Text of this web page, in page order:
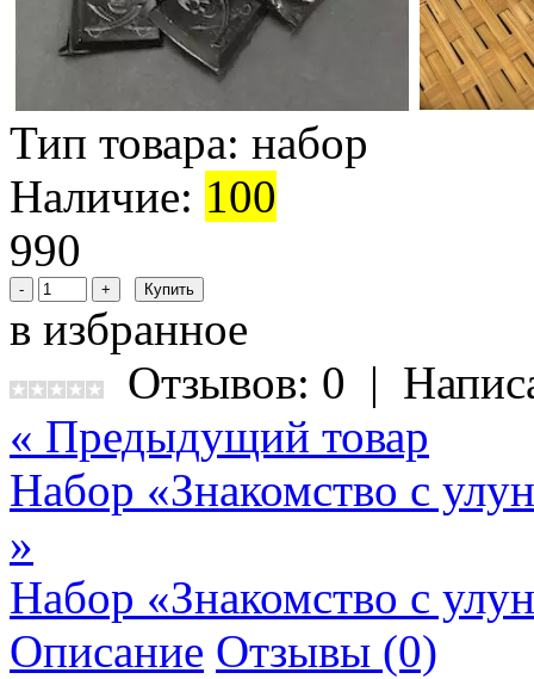
Тип товара: набор
Наличие: 100
990
в избранное
Отзывов: 0 |
« Предыдущий товар
Набор «Знакомство с
»
Набор «Знакомство с
Описание Отзывы (0)